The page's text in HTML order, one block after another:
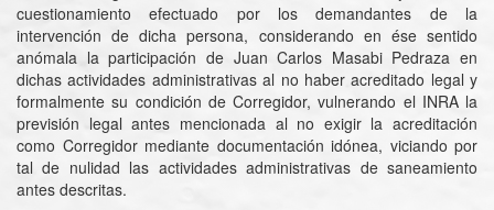
cuestionamiento efectuado por los demandantes de la
intervención de dicha persona, considerando en ése sentido
anómala la participación de Juan Carlos Masabi Pedraza en
dichas actividades administrativas al no haber acreditado legal y
formalmente su condición de Corregidor, vulnerando el INRA la
previsión legal antes mencionada al no exigir la acreditación
como Corregidor mediante documentación idónea, viciando por
tal de nulidad las actividades administrativas de saneamiento
antes descritas.